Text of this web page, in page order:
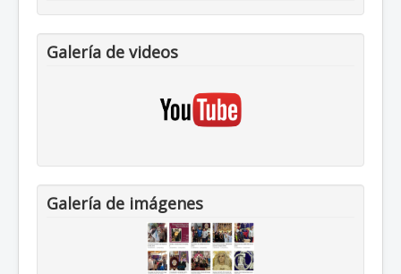
Galería de videos
Galería de imágenes